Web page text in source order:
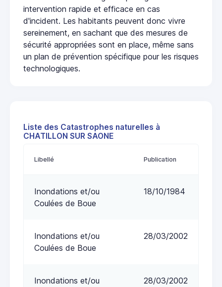
intervention rapide et efficace en cas
d'incident. Les habitants peuvent donc vivre
sereinement, en sachant que des mesures de
sécurité appropriées sont en place, même sans
un plan de prévention spécifique pour les risques
technologiques.
Liste des Catastrophes naturelles à
CHATILLON SUR SAONE
Libellé Publication
Inondations et/ou
Coulées de Boue
18/10/1984
Inondations et/ou
Coulées de Boue
28/03/2002
Inondations et/ou
28/03/2002